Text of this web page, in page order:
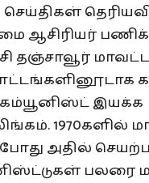
செய்திகள்
ஆசிரியர்
தஞ்சாவூர்
கம்யூனிஸ்ட் இயக்க
1970களில்
அதில்
பலரை